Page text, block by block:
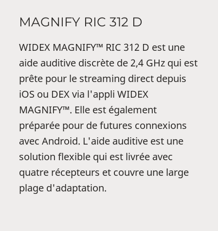
MAGNIFY RIC 312 D
WIDEX MAGNIFY™ RIC 312 D est une
aide auditive discrète de 2,4 GHz qui est
prête pour le streaming direct depuis
iOS ou DEX via l'appli WIDEX
MAGNIFY™. Elle est également
préparée pour de futures connexions
avec Android. L'aide auditive est une
solution flexible qui est livrée avec
quatre récepteurs et couvre une large
plage d'adaptation.